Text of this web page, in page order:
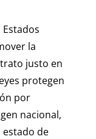
la
justo en
protegen
por
nacional,
estado de